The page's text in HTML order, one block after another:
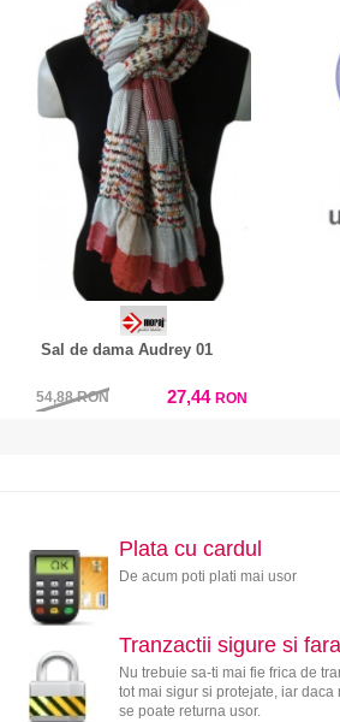
Sal de dama Audrey 01
54,88RON 27,44 RON
Plata cu cardul
De acum poti plati mai usor
Tranzactii sigure si
Nu trebuie sa-ti mai fie frica de
tot mai sigur si protejate, iar
se poate returna usor.